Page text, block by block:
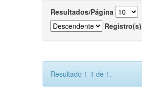
Resultados/Página
Registro(s)
Resultado 1-1 de 1.